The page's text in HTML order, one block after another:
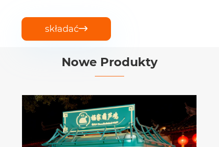
składać
Nowe Produkty